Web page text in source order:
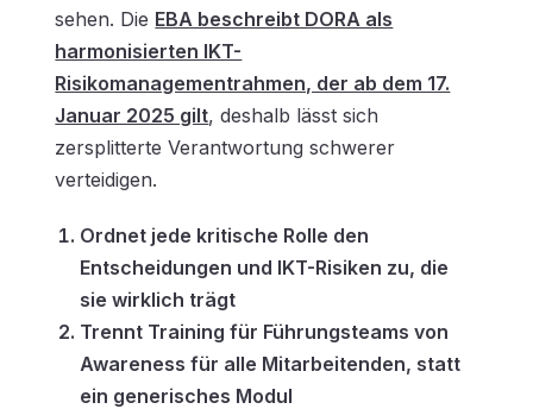
sehen. Die EBA beschreibt DORA als
harmonisierten IKT-
Risikomanagementrahmen, der ab dem 17.
Januar 2025 gilt, deshalb lässt sich
zersplitterte Verantwortung schwerer
verteidigen.
Ordnet jede kritische Rolle den
Entscheidungen und IKT-Risiken zu, die
sie wirklich trägt
Trennt Training für Führungsteams von
Awareness für alle Mitarbeitenden, statt
ein generisches Modul